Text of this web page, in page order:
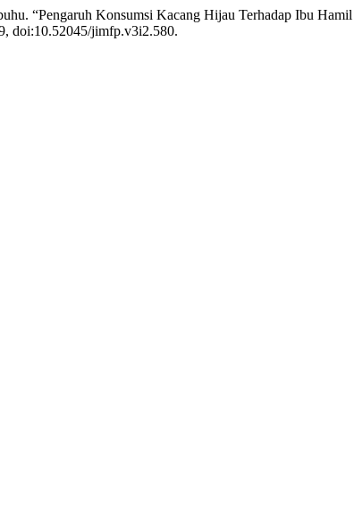
“Pengaruh Konsumsi Kacang Hijau Terhadap Ibu
doi:10.52045/jimfp.v3i2.580.